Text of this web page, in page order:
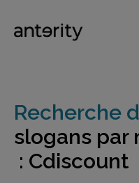
Recherche
slogans par
: Cdiscount